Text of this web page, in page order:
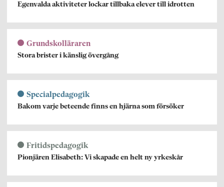
Egenvalda aktiviteter lockar tillbaka elever till idrotten
Grundskolläraren
Stora brister i känslig övergång
Specialpedagogik
Bakom varje beteende finns en hjärna som försöker
Fritidspedagogik
Pionjären Elisabeth: Vi skapade en helt ny yrkeskår